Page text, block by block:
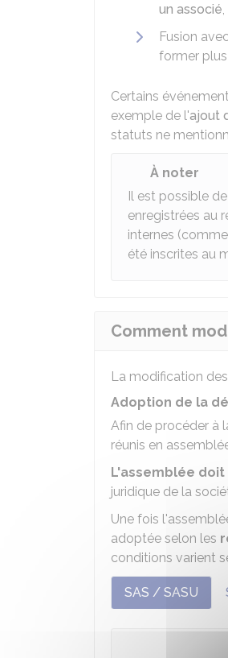
un associé,
Fusion
former
Certains
exemple de l'ajout
statuts ne
À noter
Il est possible
enregistrées au
internes
été inscrites au
Comment
La modification
Adoption de la
Afin de procéder à
réunis en
L'assemblée
juridique de la
Une fois
adoptée selon les
conditions varient
SAS / SASU